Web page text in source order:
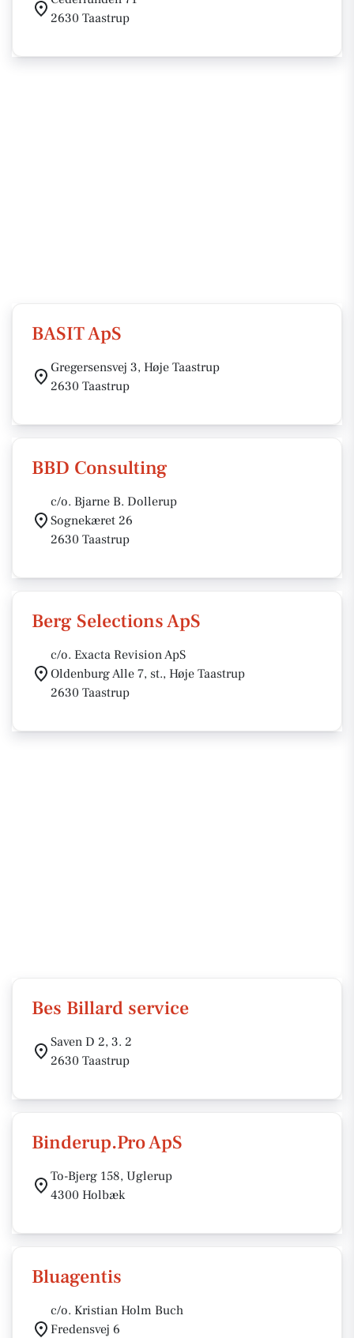
2630 Taastrup
BASIT ApS
Gregersensvej 3, Høje Taastrup
2630 Taastrup
BBD Consulting
c/o. Bjarne B. Dollerup
Sognekæret 26
2630 Taastrup
Berg Selections ApS
c/o. Exacta Revision ApS
Oldenburg Alle 7, st., Høje Taastrup
2630 Taastrup
Bes Billard service
Saven D 2, 3. 2
2630 Taastrup
Binderup.Pro ApS
To-Bjerg 158, Uglerup
4300 Holbæk
Bluagentis
c/o. Kristian Holm Buch
Fredensvej 6